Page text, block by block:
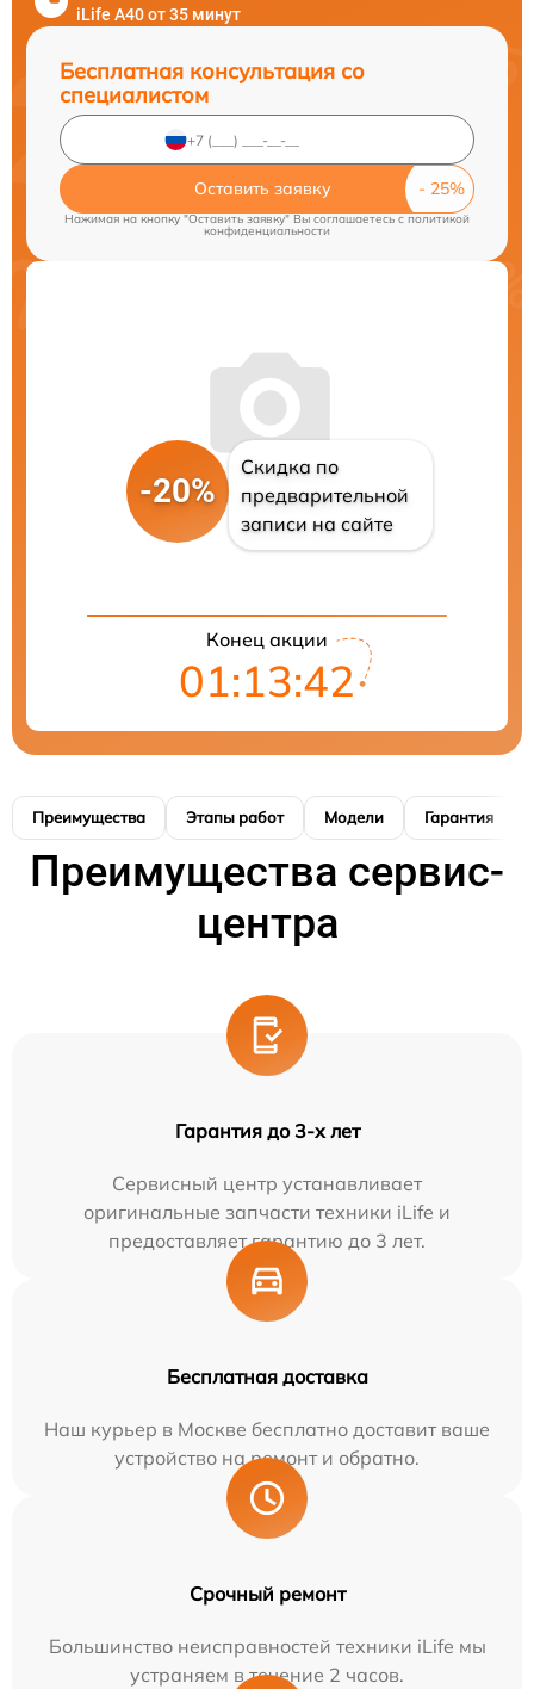
iLife A40 от 35 минут
Бесплатная консультация со
специалистом
Оставить заявку
Нажимая на кнопку "Оставить заявку" Вы соглашаетесь c политикой
конфиденциальности
-20%
Скидка по
предварительной
записи на сайте
Конец акции
01:13:41
Преимущества Этапы работ Модели Гарантия
Преимущества сервис-
центра
Гарантия до 3-х лет
Сервисный центр устанавливает
оригинальные запчасти техники iLife и
предоставляет гарантию до 3 лет.
Бесплатная доставка
Наш курьер в Москве бесплатно доставит ваше
устройство на ремонт и обратно.
Срочный ремонт
Большинство неисправностей техники iLife мы
устраняем в течение 2 часов.